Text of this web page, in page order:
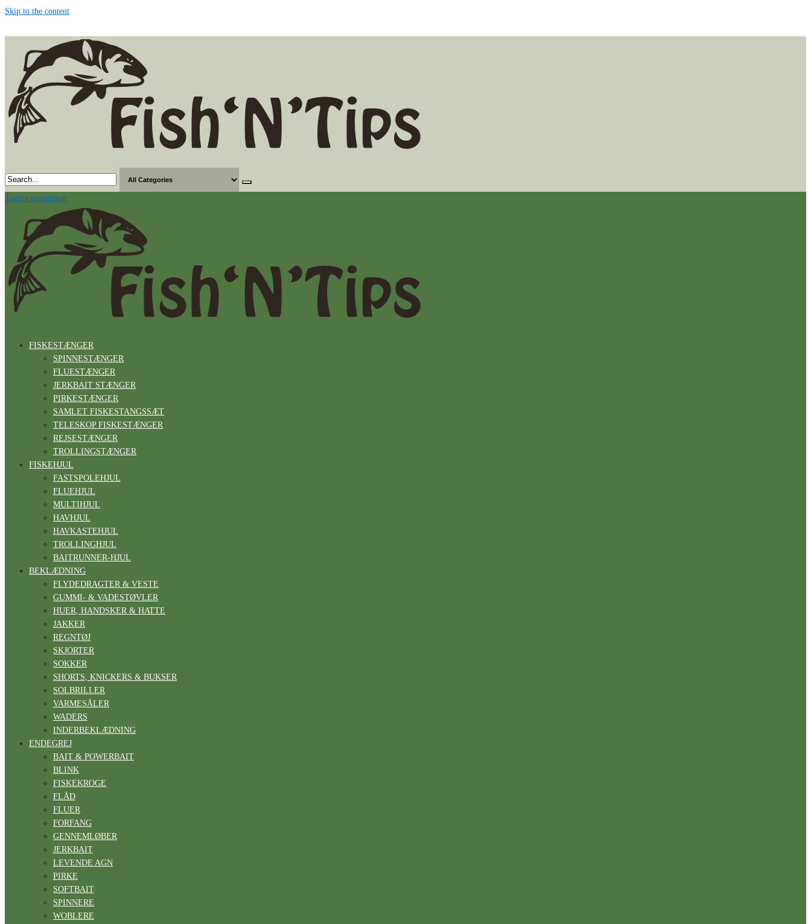
Skip to the content
Toggle navigation
FISKESTÆNGER
SPINNESTÆNGER
FLUESTÆNGER
JERKBAIT STÆNGER
PIRKESTÆNGER
SAMLET FISKESTANGSSÆT
TELESKOP FISKESTÆNGER
REJSESTÆNGER
TROLLINGSTÆNGER
FISKEHJUL
FASTSPOLEHJUL
FLUEHJUL
MULTIHJUL
HAVHJUL
HAVKASTEHJUL
TROLLINGHJUL
BAITRUNNER-HJUL
BEKLÆDNING
FLYDEDRAGTER & VESTE
GUMMI- & VADESTØVLER
HUER, HANDSKER & HATTE
JAKKER
REGNTØJ
SKJORTER
SOKKER
SHORTS, KNICKERS & BUKSER
SOLBRILLER
VARMESÅLER
WADERS
INDERBEKLÆDNING
ENDEGREJ
BAIT & POWERBAIT
BLINK
FISKEKROGE
FLÅD
FLUER
FORFANG
GENNEMLØBER
JERKBAIT
LEVENDE AGN
PIRKE
SOFTBAIT
SPINNERE
WOBLERE